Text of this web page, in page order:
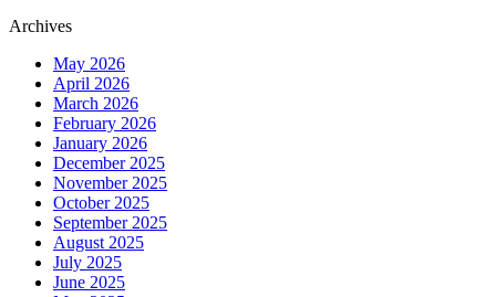
Archives
May 2026
April 2026
March 2026
February 2026
January 2026
December 2025
November 2025
October 2025
September 2025
August 2025
July 2025
June 2025